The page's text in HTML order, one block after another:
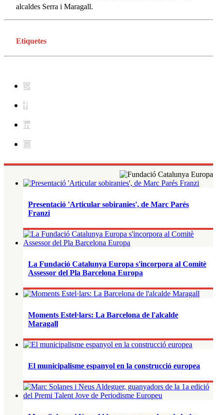
alcaldes Serra i Maragall.
Etiquetes
Presentació 'Articular sobiranies', de Marc Parés
Franzi
La Fundació Catalunya Europa s'incorpora al Comitè
Assessor del Pla Barcelona Europa
Moments Estel·lars: La Barcelona de l'alcalde
Maragall
El municipalisme espanyol en la construcció europea